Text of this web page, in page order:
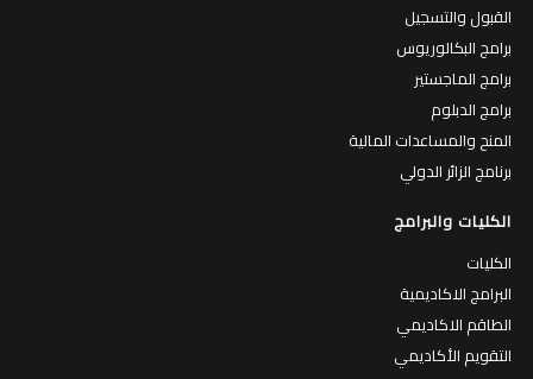
القبول والتسجيل
برامج البكالوريوس
برامج الماجستير
برامج الدبلوم
المنح والمساعدات المالية
برنامج الزائر الدولي
الكليات والبرامج
الكليات
البرامج الاكاديمية
الطاقم الاكاديمي
التقويم الأكاديمي